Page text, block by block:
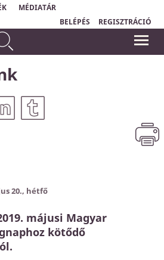
MÉDIATÁR
BELÉPÉS
REGISZTRÁCIÓ
és
meg
20., hétfő
májusi Magyar
kötődő